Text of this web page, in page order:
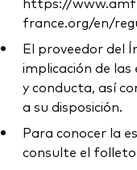
france.org/en/
El proveedor del
implicación de
y conducta, así
a su disposición.
Para conocer la
consulte el